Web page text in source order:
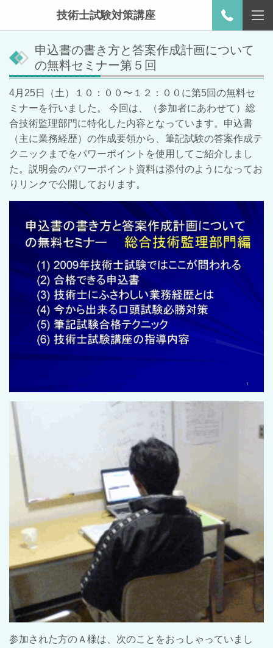
技術士試験対策講座
申込書の書き方と答案作成計画について
の無料セミナー第５回
4月25日（土）１０：００〜１２：００に第5回の無料セ
ミナーを行いました。 今回は、（参加者にあわせて）総
合技術監理部門に特化した内容となっています。申込書
（主に業務経歴）の作成要領から、筆記試験の答案作成テ
クニックまでをパワーポイントを使用してご紹介しまし
た。説明会のパワーポイント資料は添付のようになってお
りリンクで公開しております。
参加された方のＡ様は、次のことをおっしゃっていまし